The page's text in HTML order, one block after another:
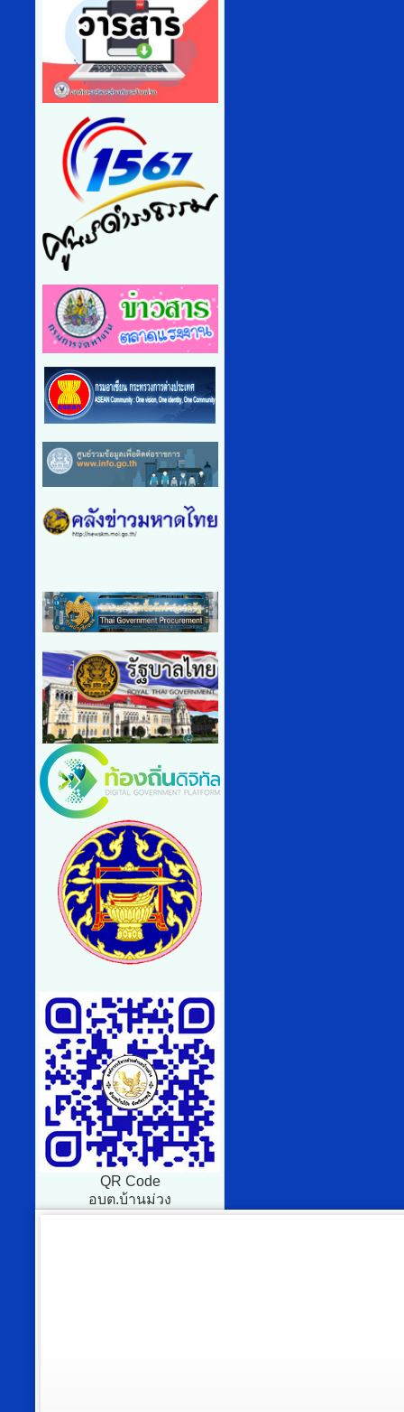
QR Code
อบต.บ้านม่วง